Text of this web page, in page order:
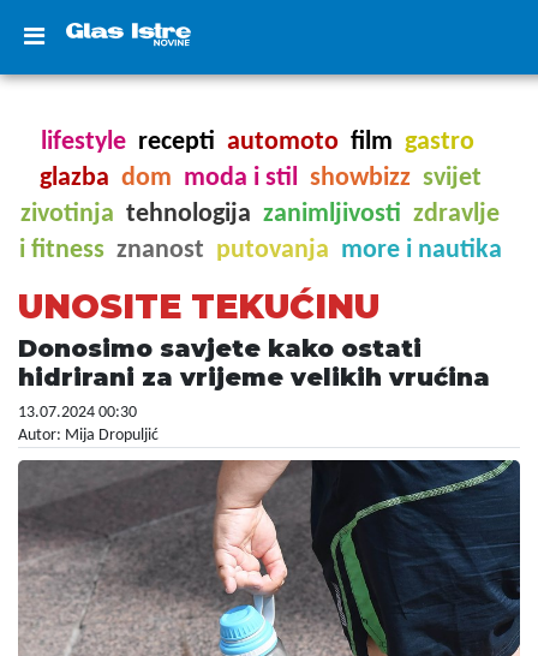
lifestyle recepti automoto film gastro
glazba dom moda i stil showbizz svijet
zivotinja tehnologija zanimljivosti zdravlje
i fitness znanost putovanja more i nautika
UNOSITE TEKUĆINU
Donosimo savjete kako ostati
hidrirani za vrijeme velikih vrućina
13.07.2024 00:30
Autor: Mija Dropuljić